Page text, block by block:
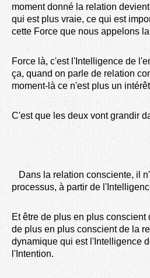
moment donné la relation
qui est plus vraie, ce qui est
cette Force que nous appelons
Force là, c'est l'Intelligence de
ça, quand on parle de relation
moment-là ce n'est plus un
C'est que les deux vont grandir
Dans la relation consciente, il
processus, à partir de
Et être de plus en plus
de plus en plus conscient de la
dynamique qui est l'Intelligence
l'Intention.